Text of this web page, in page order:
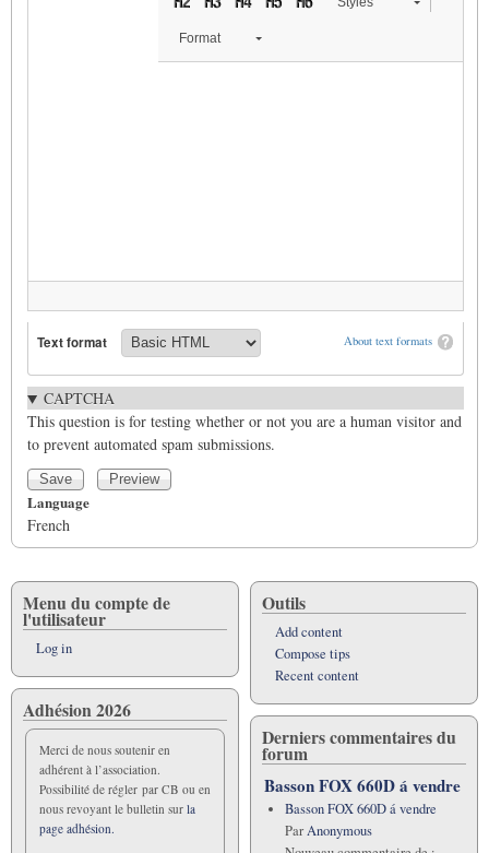
Format
About text formats
Text format
CAPTCHA
This question is for testing whether or not you are a human visitor and
to prevent automated spam submissions.
Language
French
Menu du compte de
l'utilisateur
Log in
Adhésion 2026
Merci de nous soutenir en
adhérent à l’association.
Possibilité de régler par CB ou en
nous revoyant le bulletin sur la
page adhésion.
Outils
Add content
Compose tips
Recent content
Derniers commentaires du
forum
Basson FOX 660D á vendre
Basson FOX 660D á vendre
ParAnonymous